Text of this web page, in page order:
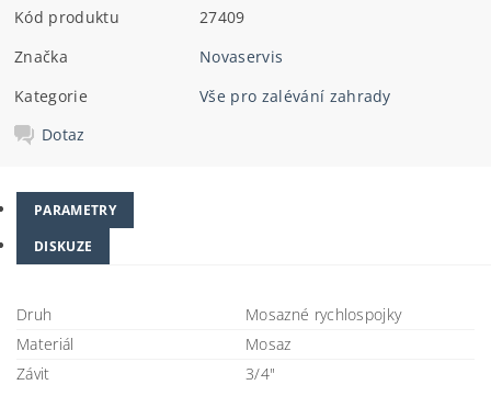
Kód produktu
27409
Značka
Novaservis
Kategorie
Vše pro zalévání zahrady
Dotaz
PARAMETRY
DISKUZE
Druh
Mosazné rychlospojky
Materiál
Mosaz
Závit
3/4"